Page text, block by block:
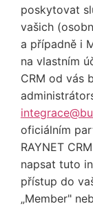
poskytovat
vašich
a případně i
na vlastním
CRM od vás
oficiálním
RAYNET
napsat tuto
přístup do
„Member"